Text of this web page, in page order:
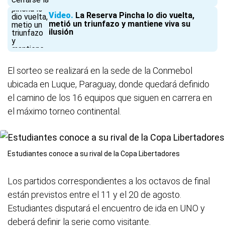
Video La Reserva Pincha lo dio vuelta,
metió un triunfazo y mantiene viva su
ilusión
El sorteo se realizará en la sede de la Conmebol
ubicada en Luque, Paraguay, donde quedará definido
el camino de los 16 equipos que siguen en carrera en
el máximo torneo continental.
Estudiantes conoce a su rival de la Copa Libertadores
Los partidos correspondientes a los octavos de final
están previstos entre el 11 y el 20 de agosto.
Estudiantes disputará el encuentro de ida en UNO y
deberá definir la serie como visitante.